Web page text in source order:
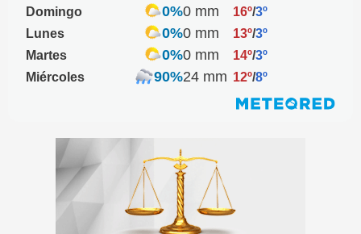
Domingo 0%0 mm 16º/3º
Lunes
0%0 mm 13º/3º
Martes
0%0 mm 14º/3º
Miércoles
90%24 mm 12º/8º